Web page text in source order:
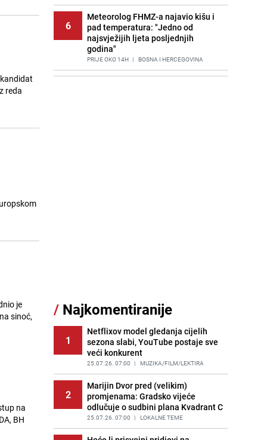
reda
je
sinoć,
na
BH
6
Meteorolog FHMZ-a najavio kišu i
pad temperatura: "Jedno od
najsvježijih ljeta posljednjih
godina"
PRIJE OKO 14H | BOSNA I HERCEGOVINA
11
Cijela regija čeka njegovu
progonozu: Poznati meteorolog
najavljuje veću promjenu vremena
PRIJE OKO 9H | REGIJA
12
Tajna savršenog makedonskog
ajvara: Stari recept za kremast i
bogat okus
PRIJE 2 DANA | RECEPTI
13
Borba trajala satima: Pogledajte
'grdosiju' od skoro tri metra koju su
/ Najkomentiranije
1
Netflixov model gledanja cijelih
sezona slabi, YouTube postaje sve
veći konkurent
25.07.26. 07:00 | MUZIKA/FILM/LEKTIRA
2
Marijin Dvor pred (velikim)
promjenama: Gradsko vijeće
odlučuje o sudbini plana Kvadrant C
25.07.26. 07:00 | LOKALNE TEME